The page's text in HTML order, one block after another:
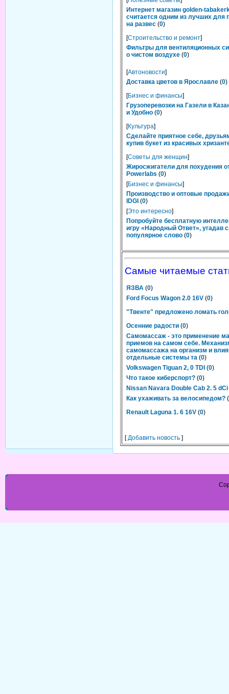
Интернет магазин golden-
считается одним из лучших для
на развес (0)
[Строительство и ремонт]
Фильтры для вентиляционных
о чистом воздухе (0)
[Автоновости]
Доставка цветов в Ярославле (0)
[Бизнес и финансы]
Грузоперевозки на Газели в
и Удобно (0)
[Культура]
Сделайте приятное себе,
купив букет из красивых
[Советы для женщин]
Жиросжигатели для похудения
Powerlabs (0)
[Бизнес и финансы]
Производство и оптовые
IDGI (0)
[Это интересно]
Попробуйте бесплатную
игру «Народный Ответ», угадав
популярное слово (0)
Самые читаемые
ЯЗВА (0)
Ford Focus Wagon 2.0 16V (0)
"Твенте" предложено ломать
Осенние радости (0)
Самомассаж - это применение
приемов на самом себе.
самомассажа на организм и
отдельные системы та (0)
Volkswagen Tiguan 2, 0 TDI (0)
Что такое киберспорт? (0)
Nissan Navara Double Cab 2. 5 dCi
Как ухаживать за велосипедом? (
Renault Laguna 1. 6 16V (0)
[Добавить новость ]